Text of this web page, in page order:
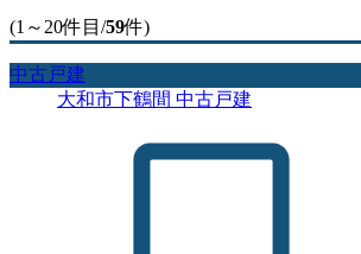
(1～20件目/59件)
中古戸建
大和市下鶴間 中古戸建